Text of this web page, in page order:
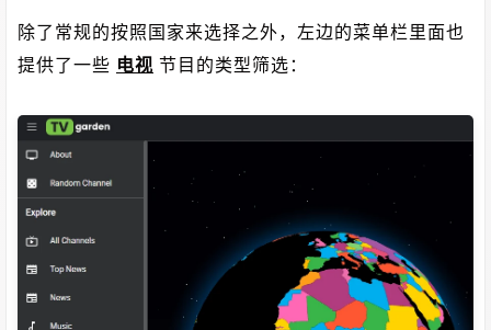
除了常规的按照国家来选择之外，左边的菜单栏里面也
提供了一些 电视 节目的类型筛选：